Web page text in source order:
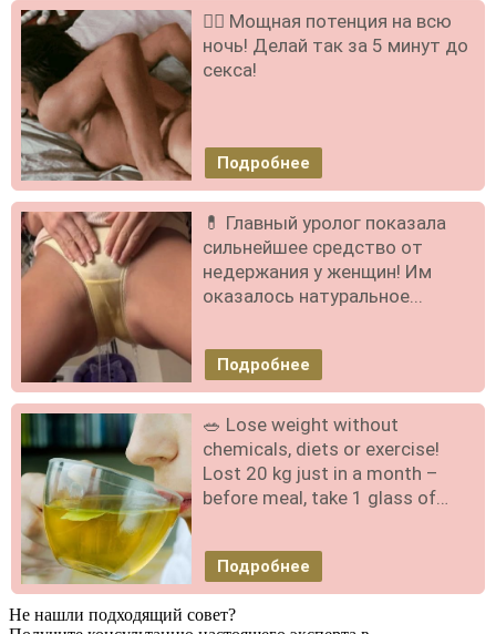
❤️‍🔥 Мощная потенция на всю
ночь! Делай так за 5 минут до
секса!
Подробнее
💊 Главный уролог показала
сильнейшее средство от
недержания у женщин! Им
оказалось натуральное...
Подробнее
🥗 Lose weight without
chemicals, diets or exercise!
Lost 20 kg just in a month –
before meal, take 1 glass of…
Подробнее
Не нашли подходящий совет?